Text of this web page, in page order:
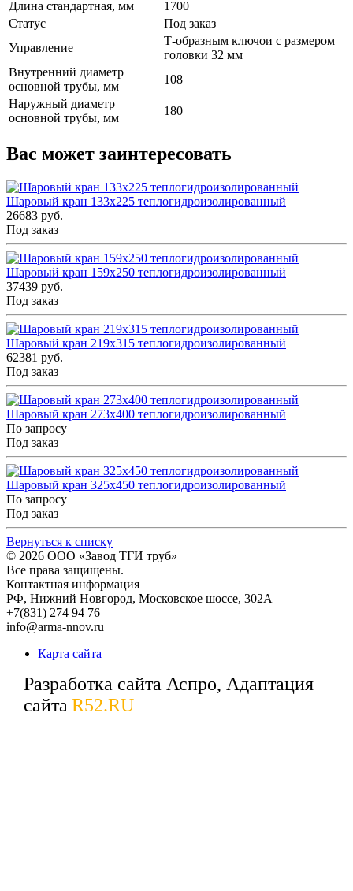
Длина стандартная, мм
1700
Статус
Под заказ
Управление
Т-образным ключои с размером
головки 32 мм
Внутренний диаметр
основной трубы, мм
108
Наружный диаметр
основной трубы, мм
180
Вас может заинтересовать
Шаровый кран 133x225 теплогидроизолированный
26683 руб.
Под заказ
Шаровый кран 159x250 теплогидроизолированный
37439 руб.
Под заказ
Шаровый кран 219x315 теплогидроизолированный
62381 руб.
Под заказ
Шаровый кран 273x400 теплогидроизолированный
По запросу
Под заказ
Шаровый кран 325x450 теплогидроизолированный
По запросу
Под заказ
Вернуться к списку
© 2026 ООО «Завод ТГИ труб»
Все права защищены.
Контактная информация
РФ, Нижний Новгород, Московское шоссе, 302А
+7(831) 274 94 76
info@arma-nnov.ru
Карта сайта
Разработка сайта Аспро, Адаптация
сайта R52.RU